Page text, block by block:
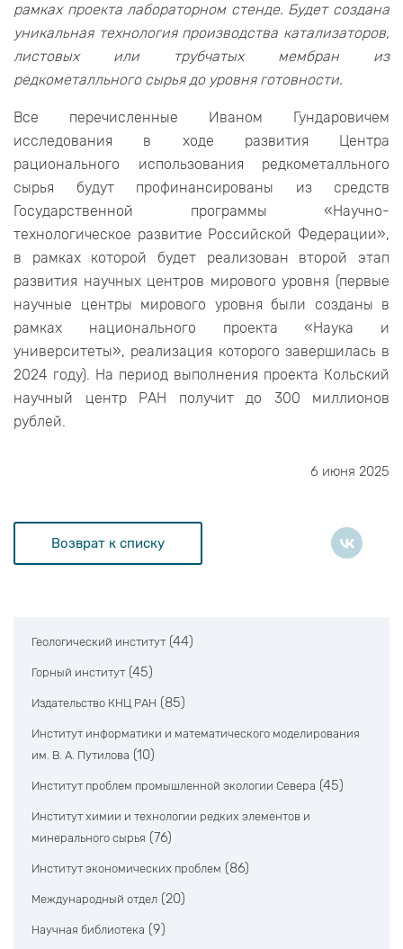
рамках проекта лабораторном стенде. Будет создана
уникальная технология производства катализаторов,
листовых или трубчатых мембран из
редкометалльного сырья до уровня готовности.
Все перечисленные Иваном Гундаровичем
исследования в ходе развития Центра
рационального использования редкометалльного
сырья будут профинансированы из средств
Государственной программы «Научно-
технологическое развитие Российской Федерации»,
в рамках которой будет реализован второй этап
развития научных центров мирового уровня (первые
научные центры мирового уровня были созданы в
рамках национального проекта «Наука и
университеты», реализация которого завершилась в
2024 году). На период выполнения проекта Кольский
научный центр РАН получит до 300 миллионов
рублей.
6 июня 2025
Возврат к списку
Геологический институт (44)
Горный институт (45)
Издательство КНЦ РАН (85)
Институт информатики и математического моделирования
им. В. А. Путилова (10)
Институт проблем промышленной экологии Севера (45)
Институт химии и технологии редких элементов и
минерального сырья (76)
Институт экономических проблем (86)
Международный отдел (20)
Научная библиотека (9)